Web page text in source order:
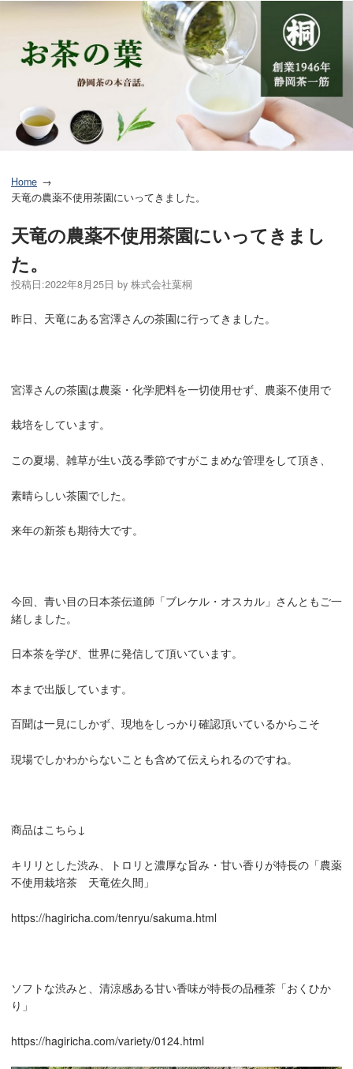
Home
天竜の農薬不使用茶園にいってきました。
天竜の農薬不使用茶園にいってきまし
た。
投稿日:2022年8月25日 by 株式会社葉桐
昨日、天竜にある宮澤さんの茶園に行ってきました。
宮澤さんの茶園は農薬・化学肥料を一切使用せず、農薬不使用で
栽培をしています。
この夏場、雑草が生い茂る季節ですがこまめな管理をして頂き、
素晴らしい茶園でした。
来年の新茶も期待大です。
今回、青い目の日本茶伝道師「ブレケル・オスカル」さんともご一
緒しました。
日本茶を学び、世界に発信して頂いています。
本まで出版しています。
百聞は一見にしかず、現地をしっかり確認頂いているからこそ
現場でしかわからないことも含めて伝えられるのですね。
商品はこちら↓
キリリとした渋み、トロリと濃厚な旨み・甘い香りが特長の「農薬
不使用栽培茶 天竜佐久間」
https://hagiricha.com/tenryu/sakuma.html
ソフトな渋みと、清涼感ある甘い香味が特長の品種茶「おくひか
り」
https://hagiricha.com/variety/0124.html